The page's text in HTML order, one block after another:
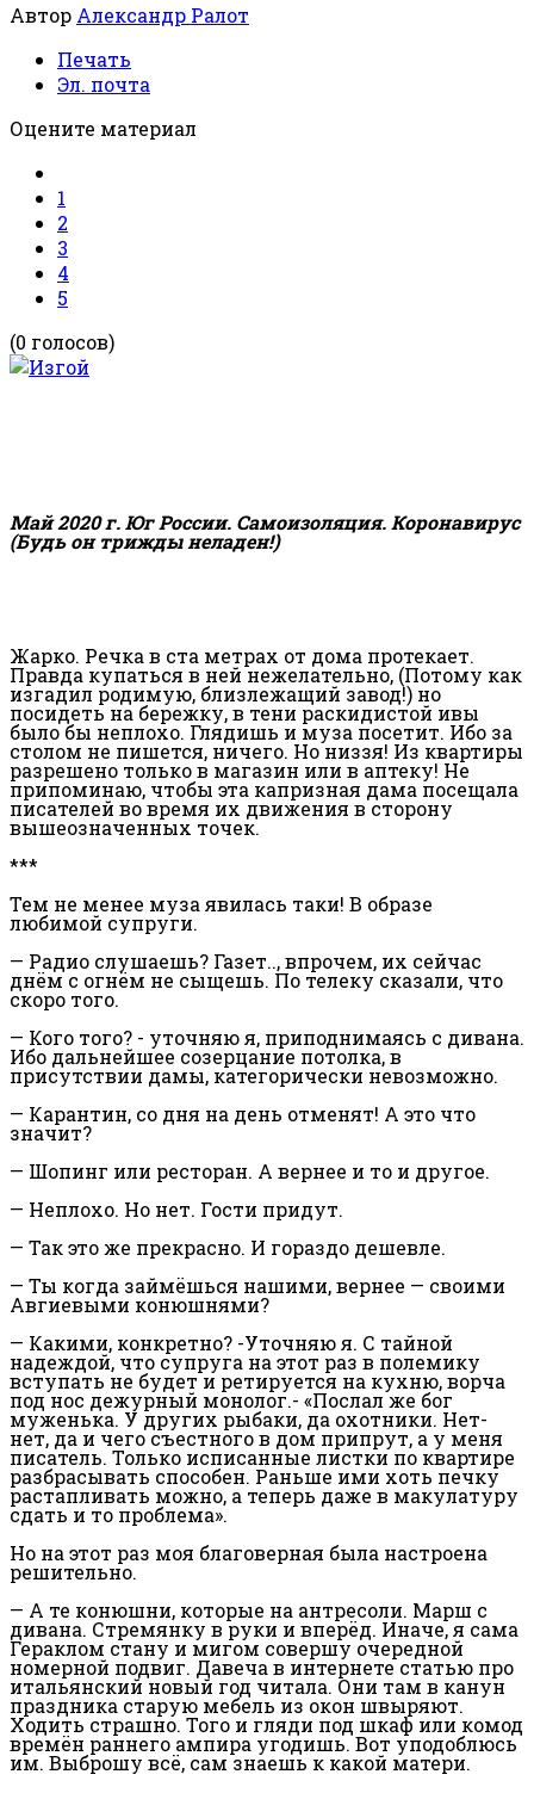
Автор Александр Ралот
Печать
Эл. почта
Оцените материал
1
2
3
4
5
(0 голосов)
Май 2020 г. Юг России. Самоизоляция. Коронавирус
(Будь он трижды неладен!)
Жарко. Речка в ста метрах от дома протекает.
Правда купаться в ней нежелательно, (Потому как
изгадил родимую, близлежащий завод!) но
посидеть на бережку, в тени раскидистой ивы
было бы неплохо. Глядишь и муза посетит. Ибо за
столом не пишется, ничего. Но низзя! Из квартиры
разрешено только в магазин или в аптеку! Не
припоминаю, чтобы эта капризная дама посещала
писателей во время их движения в сторону
вышеозначенных точек.
***
Тем не менее муза явилась таки! В образе
любимой супруги.
— Радио слушаешь? Газет.., впрочем, их сейчас
днём с огнём не сыщешь. По телеку сказали, что
скоро того.
— Кого того? - уточняю я, приподнимаясь с дивана.
Ибо дальнейшее созерцание потолка, в
присутствии дамы, категорически невозможно.
— Карантин, со дня на день отменят! А это что
значит?
— Шопинг или ресторан. А вернее и то и другое.
— Неплохо. Но нет. Гости придут.
— Так это же прекрасно. И гораздо дешевле.
— Ты когда займёшься нашими, вернее — своими
Авгиевыми конюшнями?
— Какими, конкретно? -Уточняю я. С тайной
надеждой, что супруга на этот раз в полемику
вступать не будет и ретируется на кухню, ворча
под нос дежурный монолог.- «Послал же бог
муженька. У других рыбаки, да охотники. Нет-
нет, да и чего съестного в дом припрут, а у меня
писатель. Только исписанные листки по квартире
разбрасывать способен. Раньше ими хоть печку
растапливать можно, а теперь даже в макулатуру
сдать и то проблема».
Но на этот раз моя благоверная была настроена
решительно.
— А те конюшни, которые на антресоли. Марш с
дивана. Стремянку в руки и вперёд. Иначе, я сама
Гераклом стану и мигом совершу очередной
номерной подвиг. Давеча в интернете статью про
итальянский новый год читала. Они там в канун
праздника старую мебель из окон швыряют.
Ходить страшно. Того и гляди под шкаф или комод
времён раннего ампира угодишь. Вот уподоблюсь
им. Выброшу всё, сам знаешь к какой матери.